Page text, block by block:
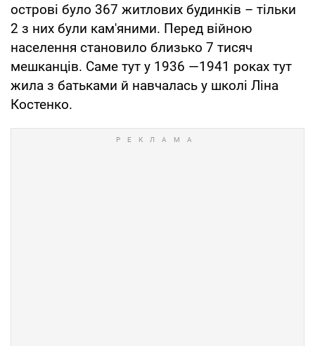
острові було 367 житлових будинків – тільки
2 з них були кам'яними. Перед війною
населення становило близько 7 тисяч
мешканців. Саме тут у 1936 —1941 роках тут
жила з батьками й навчалась у школі Ліна
Костенко.